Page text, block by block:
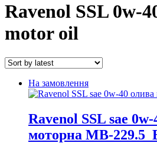
Ravenol SSL 0w-
motor oil
На замовлення
Ravenol SSL sae
моторна MB-